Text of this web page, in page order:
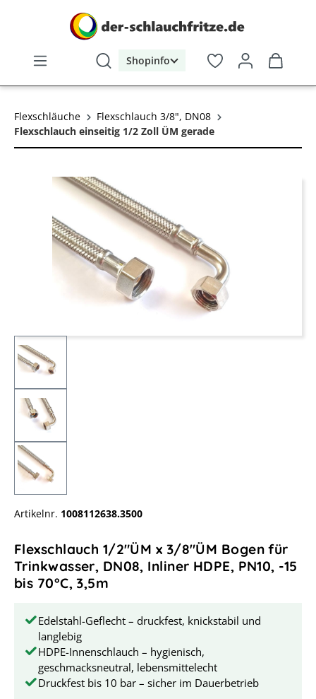
Shopinfo
Flexschläuche
Flexschlauch 3/8", DN08
Flexschlauch einseitig 1/2 Zoll ÜM gerade
Bildergalerie überspringen
Artikelnr. 1008112638.3500
Flexschlauch 1/2"ÜM x 3/8"ÜM Bogen für
Trinkwasser, DN08, Inliner HDPE, PN10, -15
bis 70°C, 3,5m
Edelstahl-Geflecht – druckfest, knickstabil und
langlebig
HDPE-Innenschlauch – hygienisch,
geschmacksneutral, lebensmittelecht
Druckfest bis 10 bar – sicher im Dauerbetrieb